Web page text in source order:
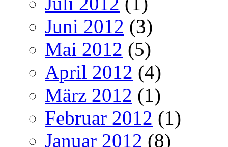
Juni 2012 (3)
Mai 2012 (5)
April 2012 (4)
März 2012 (1)
Februar 2012 (1)
Januar 2012 (8)